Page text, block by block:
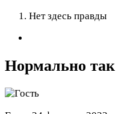
Нет здесь правды
Нормально так